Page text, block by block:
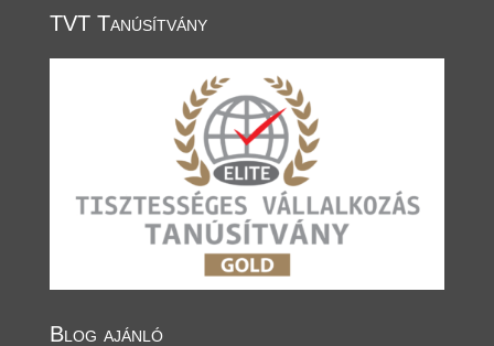
TVT Tanúsítvány
Blog ajánló